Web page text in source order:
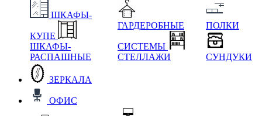
ШКАФЫ-
КУПЕ
ШКАФЫ-
РАСПАШНЫЕ
ГАРДЕРОБНЫЕ
СИСТЕМЫ
СТЕЛЛАЖИ
ПОЛКИ
СУНДУКИ
ЗЕРКАЛА
ОФИС